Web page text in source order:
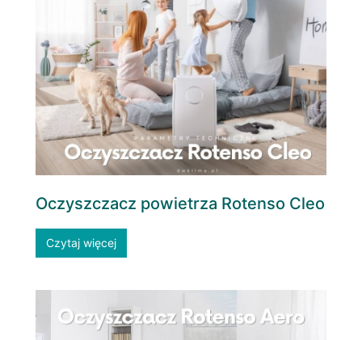
Oczyszczacz powietrza Rotenso Cleo
Czytaj więcej